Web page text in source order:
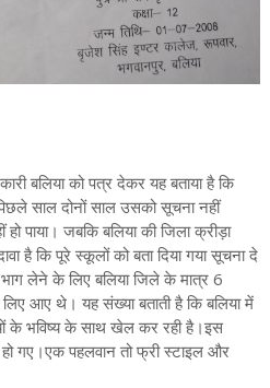
बलिया को पत्र देकर यह बताया है कि
साल दोनों साल उसको सूचना नहीं
पाया। जबकि बलिया की जिला क्रीड़ा
है कि पूरे स्कूलों को बता दिया गया सूचना दे
लेने के लिए बलिया जिले के मात्र 6
आए थे। यह संख्या बताती है कि बलिया में
के भविष्य के साथ खेल कर रही है।इस
गए।एक पहलवान तो फ्री स्टाइल और